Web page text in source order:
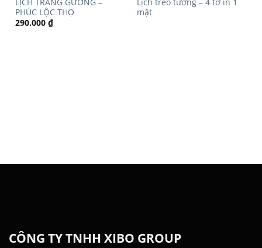
Add to
PHÚC LỘC THỌ
290.000 ₫
Add to
mặt
CÔNG TY TNHH XIBO GROUP